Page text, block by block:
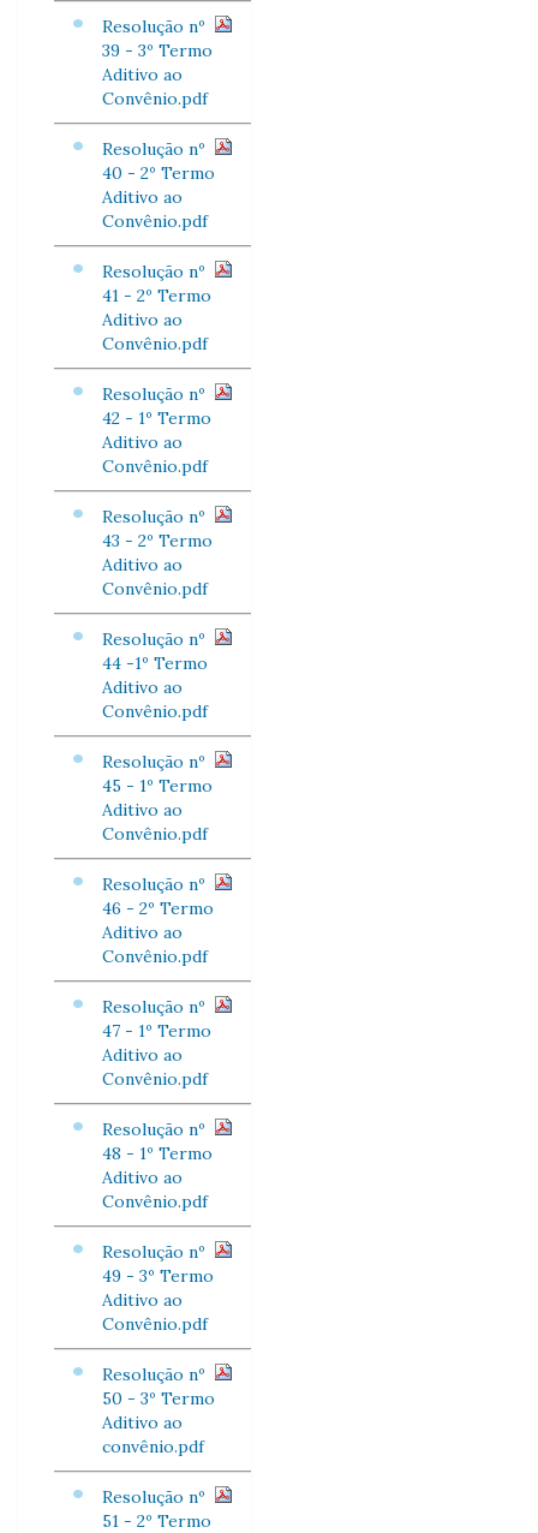
Resolução nº
39 - 3º Termo
Aditivo ao
Convênio.pdf
Resolução nº
40 - 2º Termo
Aditivo ao
Convênio.pdf
Resolução nº
41 - 2º Termo
Aditivo ao
Convênio.pdf
Resolução nº
42 - 1º Termo
Aditivo ao
Convênio.pdf
Resolução nº
43 - 2º Termo
Aditivo ao
Convênio.pdf
Resolução nº
44 -1º Termo
Aditivo ao
Convênio.pdf
Resolução nº
45 - 1º Termo
Aditivo ao
Convênio.pdf
Resolução nº
46 - 2º Termo
Aditivo ao
Convênio.pdf
Resolução nº
47 - 1º Termo
Aditivo ao
Convênio.pdf
Resolução nº
48 - 1º Termo
Aditivo ao
Convênio.pdf
Resolução nº
49 - 3º Termo
Aditivo ao
Convênio.pdf
Resolução nº
50 - 3º Termo
Aditivo ao
convênio.pdf
Resolução nº
51 - 2º Termo